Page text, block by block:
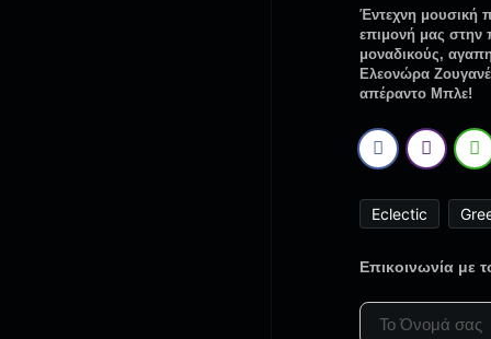
Έντεχνη μουσική
επιμονή μας στην
μοναδικούς,
Ελεονώρα
απέραντο Μπλε!
Eclectic
Επικοινωνία με